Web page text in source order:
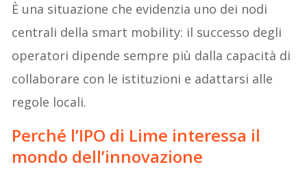
È una situazione che evidenzia uno dei nodi
centrali della smart mobility: il successo degli
operatori dipende sempre più dalla capacità di
collaborare con le istituzioni e adattarsi alle
regole locali.
Perché l’IPO di Lime interessa il
mondo dell’innovazione